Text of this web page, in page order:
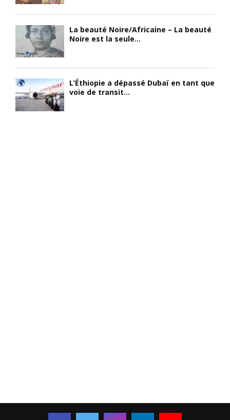
La beauté Noire/Africaine – La beauté
Noire est la seule...
L’Éthiopie a dépassé Dubaï en tant que
voie de transit...